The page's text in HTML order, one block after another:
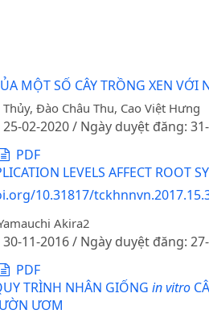
MỘT SỐ CÂY TRỒNG XEN VỚI
Đào Châu Thu, Cao Việt Hưng
02-2020 / Ngày duyệt đăng:
PDF
LEVELS AFFECT ROOT
10.31817/
Akira2
11-2016 / Ngày duyệt đăng:
PDF
TRÌNH NHÂN GIỐNG in vitro
ƯƠM